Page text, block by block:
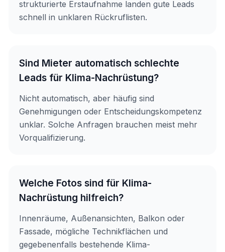
strukturierte Erstaufnahme landen gute Leads
schnell in unklaren Rückruflisten.
Sind Mieter automatisch schlechte
Leads für Klima-Nachrüstung?
Nicht automatisch, aber häufig sind
Genehmigungen oder Entscheidungskompetenz
unklar. Solche Anfragen brauchen meist mehr
Vorqualifizierung.
Welche Fotos sind für Klima-
Nachrüstung hilfreich?
Innenräume, Außenansichten, Balkon oder
Fassade, mögliche Technikflächen und
gegebenenfalls bestehende Klima-